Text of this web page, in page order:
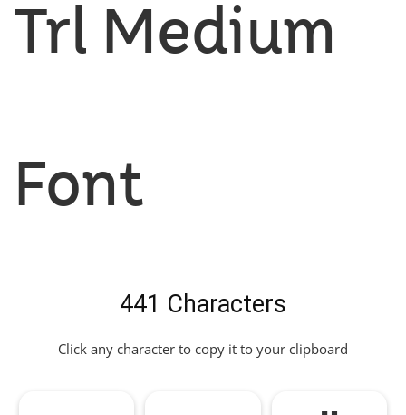
Trl Medium
Font
441 Characters
Click any character to copy it to your clipboard